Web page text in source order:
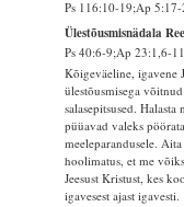
Ps 116:10-19;Ap
Ülestõusmisnädala
Ps 40:6-9;Ap 23:1,6-
Kõigeväeline, igavene
ülestõusmisega
salasepitsused.
püüavad valeks
meeleparandusele.
hoolimatus, et me
Jeesust Kristust, kes
igavesest ajast igavesti.